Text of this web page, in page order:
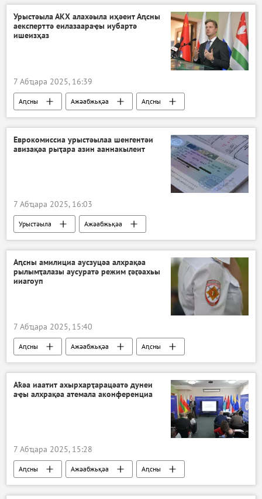
Урыстәыла АКХ алахәыла иҳәеит Аԥсны
аексперттә еилазаараҿы иубартә
ишеизҳаз
7 Абҵара 2025, 16:39
Аԥсны Ажәабжьқәа Аԥсны
Еврокомиссиа урыстәылаа шенгентәи
авизақәа рыҭара азин ааннакылеит
7 Абҵара 2025, 16:03
Урыстәыла Ажәабжьқәа
Аԥсны амилициа аусзуцәа алхрақәа
рылымҭалазы аусуратә режим ӷәӷәахьы
ииагоуп
7 Абҵара 2025, 15:40
Аԥсны Ажәабжьқәа Аԥсны
Аҟәа иаатит ахырхарҭарацәатә дунеи
аҿы алхрақәа атемала аконференциа
7 Абҵара 2025, 15:28
Аԥсны Ажәабжьқәа Аԥсны